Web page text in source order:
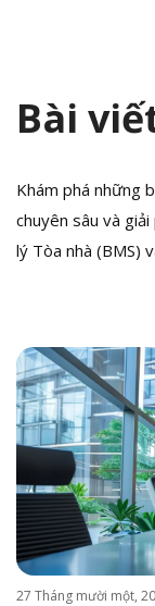
Bài
Khám phá những
chuyên sâu và
lý Tòa nhà (BMS)
27 Tháng mười một,